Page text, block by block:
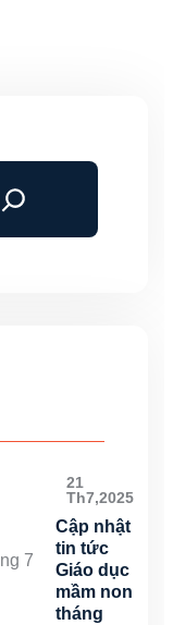
21
Th7,2025
Cập nhật
tin tức
Giáo dục
mầm non
tháng